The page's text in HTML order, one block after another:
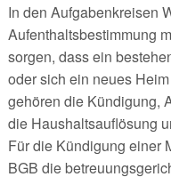
In den Aufgabenkreisen
Aufenthaltsbestimmung
sorgen, dass ein
oder sich ein neues
gehören die Kündigung,
die Haushaltsauflösung
Für die Kündigung einer
BGB die